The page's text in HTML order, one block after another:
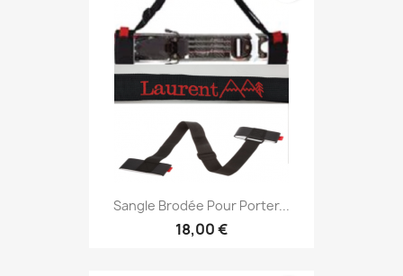
Sangle Brodée Pour Porter...
18,00 €